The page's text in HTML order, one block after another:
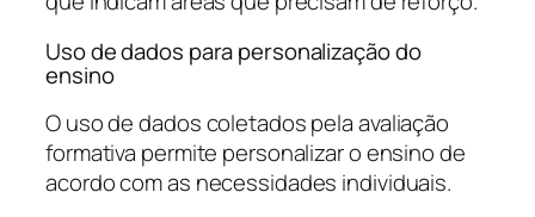
Uso de dados para personalização do
ensino
O uso de dados coletados pela avaliação
formativa permite personalizar o ensino de
acordo com as necessidades individuais.